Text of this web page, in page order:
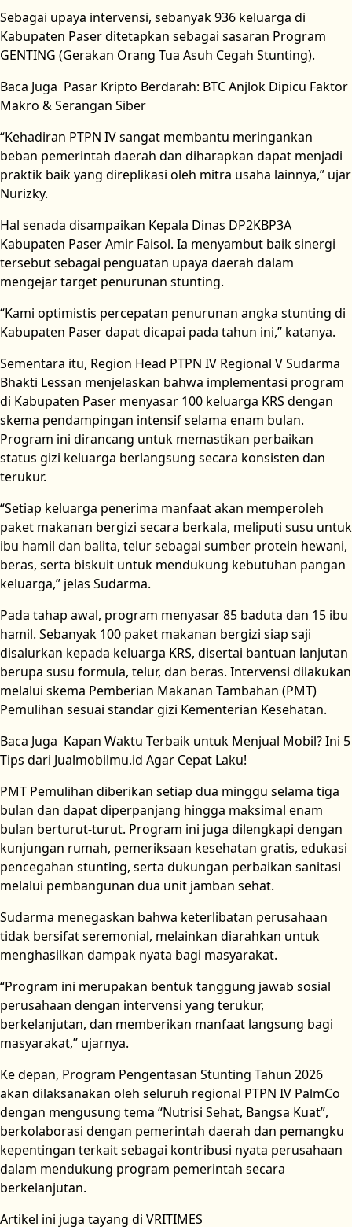
Sebagai upaya intervensi, sebanyak 936 keluarga di
Kabupaten Paser ditetapkan sebagai sasaran Program
GENTING (Gerakan Orang Tua Asuh Cegah Stunting).
Baca Juga Pasar Kripto Berdarah: BTC Anjlok Dipicu Faktor
Makro & Serangan Siber
“Kehadiran PTPN IV sangat membantu meringankan
beban pemerintah daerah dan diharapkan dapat menjadi
praktik baik yang direplikasi oleh mitra usaha lainnya,” ujar
Nurizky.
Hal senada disampaikan Kepala Dinas DP2KBP3A
Kabupaten Paser Amir Faisol. Ia menyambut baik sinergi
tersebut sebagai penguatan upaya daerah dalam
mengejar target penurunan stunting.
“Kami optimistis percepatan penurunan angka stunting di
Kabupaten Paser dapat dicapai pada tahun ini,” katanya.
Sementara itu, Region Head PTPN IV Regional V Sudarma
Bhakti Lessan menjelaskan bahwa implementasi program
di Kabupaten Paser menyasar 100 keluarga KRS dengan
skema pendampingan intensif selama enam bulan.
Program ini dirancang untuk memastikan perbaikan
status gizi keluarga berlangsung secara konsisten dan
terukur.
“Setiap keluarga penerima manfaat akan memperoleh
paket makanan bergizi secara berkala, meliputi susu untuk
ibu hamil dan balita, telur sebagai sumber protein hewani,
beras, serta biskuit untuk mendukung kebutuhan pangan
keluarga,” jelas Sudarma.
Pada tahap awal, program menyasar 85 baduta dan 15 ibu
hamil. Sebanyak 100 paket makanan bergizi siap saji
disalurkan kepada keluarga KRS, disertai bantuan lanjutan
berupa susu formula, telur, dan beras. Intervensi dilakukan
melalui skema Pemberian Makanan Tambahan (PMT)
Pemulihan sesuai standar gizi Kementerian Kesehatan.
Baca Juga Kapan Waktu Terbaik untuk Menjual Mobil? Ini 5
Tips dari Jualmobilmu.id Agar Cepat Laku!
PMT Pemulihan diberikan setiap dua minggu selama tiga
bulan dan dapat diperpanjang hingga maksimal enam
bulan berturut-turut. Program ini juga dilengkapi dengan
kunjungan rumah, pemeriksaan kesehatan gratis, edukasi
pencegahan stunting, serta dukungan perbaikan sanitasi
melalui pembangunan dua unit jamban sehat.
Sudarma menegaskan bahwa keterlibatan perusahaan
tidak bersifat seremonial, melainkan diarahkan untuk
menghasilkan dampak nyata bagi masyarakat.
“Program ini merupakan bentuk tanggung jawab sosial
perusahaan dengan intervensi yang terukur,
berkelanjutan, dan memberikan manfaat langsung bagi
masyarakat,” ujarnya.
Ke depan, Program Pengentasan Stunting Tahun 2026
akan dilaksanakan oleh seluruh regional PTPN IV PalmCo
dengan mengusung tema “Nutrisi Sehat, Bangsa Kuat”,
berkolaborasi dengan pemerintah daerah dan pemangku
kepentingan terkait sebagai kontribusi nyata perusahaan
dalam mendukung program pemerintah secara
berkelanjutan.
Artikel ini juga tayang di VRITIMES